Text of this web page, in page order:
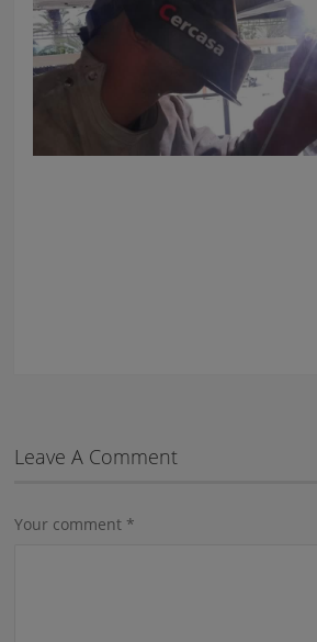
Leave A Comment
Your comment *